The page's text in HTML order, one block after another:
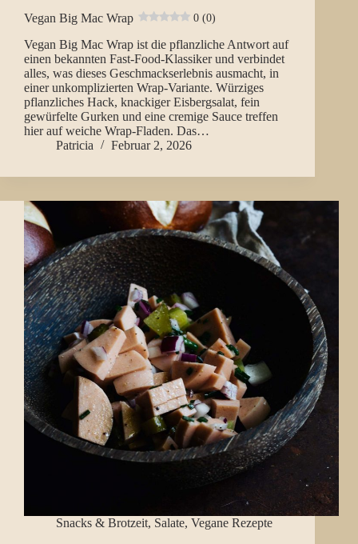
Vegan Big Mac Wrap 0 (0)
Vegan Big Mac Wrap ist die pflanzliche Antwort auf
einen bekannten Fast-Food-Klassiker und verbindet
alles, was dieses Geschmackserlebnis ausmacht, in
einer unkomplizierten Wrap-Variante. Würziges
pflanzliches Hack, knackiger Eisbergsalat, fein
gewürfelte Gurken und eine cremige Sauce treffen
hier auf weiche Wrap-Fladen. Das…
Patricia
Februar 2, 2026
Snacks & Brotzeit, Salate, Vegane Rezepte